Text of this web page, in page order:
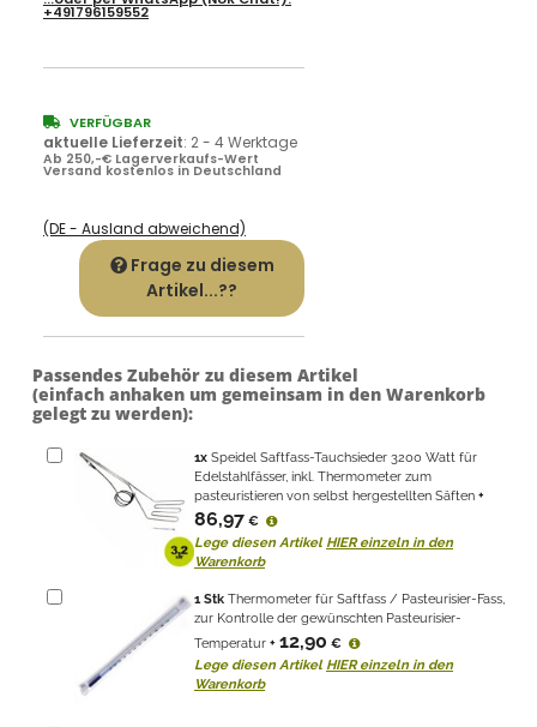
+491796159552
VERFÜGBAR
aktuelle Lieferzeit: 2 - 4 Werktage
Ab 250,-€ Lagerverkaufs-Wert
Versand kostenlos in Deutschland
(DE - Ausland abweichend)
Frage zu diesem
Artikel...??
Passendes Zubehör zu diesem Artikel
(einfach anhaken um gemeinsam in den Warenkorb
gelegt zu werden):
1x Speidel Saftfass-Tauchsieder 3200 Watt für
Edelstahlfässer, inkl. Thermometer zum
pasteuristieren von selbst hergestellten Säften +
86,97 €
Lege diesen Artikel HIER einzeln in den
Warenkorb
1Stk Thermometer für Saftfass / Pasteurisier-Fass,
zur Kontrolle der gewünschten Pasteurisier-
Temperatur + 12,90 €
Lege diesen Artikel HIER einzeln in den
Warenkorb